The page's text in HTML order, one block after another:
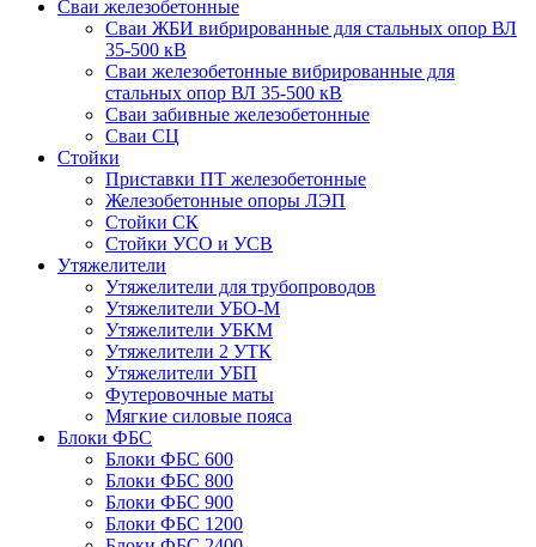
Сваи железобетонные
Сваи ЖБИ вибрированные для стальных опор ВЛ
35-500 кВ
Сваи железобетонные вибрированные для
стальных опор ВЛ 35-500 кВ
Сваи забивные железобетонные
Сваи СЦ
Стойки
Приставки ПТ железобетонные
Железобетонные опоры ЛЭП
Стойки СК
Стойки УСО и УСВ
Утяжелители
Утяжелители для трубопроводов
Утяжелители УБО-М
Утяжелители УБКМ
Утяжелители 2 УТК
Утяжелители УБП
Футеровочные маты
Мягкие силовые пояса
Блоки ФБС
Блоки ФБС 600
Блоки ФБС 800
Блоки ФБС 900
Блоки ФБС 1200